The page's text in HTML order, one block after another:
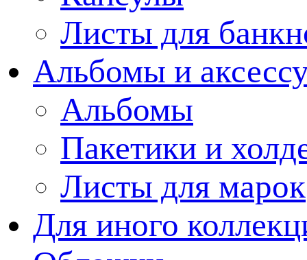
Листы для
Альбомы и
Альбомы
Пакетики и
Листы для марок
Для иного